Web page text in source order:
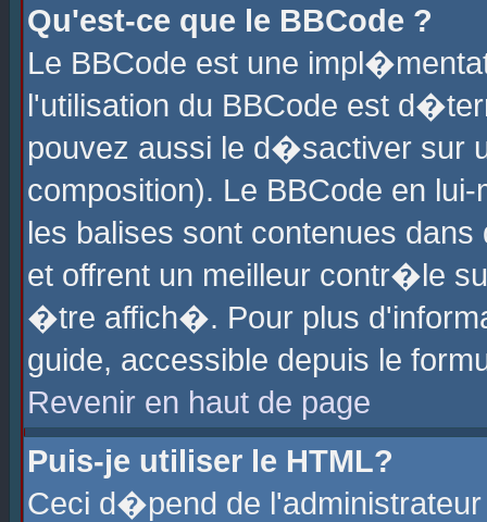
Qu'est-ce que le BBCode ?
Le BBCode est une
l'utilisation du BBCode est
pouvez aussi le d�sactiver sur
composition). Le BBCode en
les balises sont contenues
et offrent un meilleur contr�le
�tre affich�. Pour plus
guide, accessible depuis le
Revenir en haut de page
Puis-je utiliser le HTML?
Ceci d�pend de